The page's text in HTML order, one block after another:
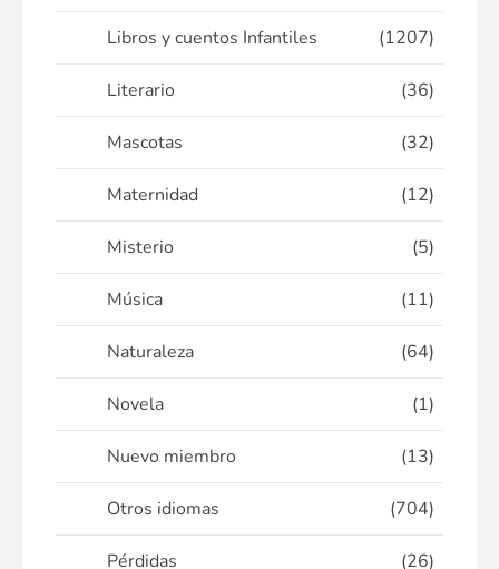
Libros y cuentos Infantiles (1207)
Literario (36)
Mascotas (32)
Maternidad (12)
Misterio (5)
Música (11)
Naturaleza (64)
Novela (1)
Nuevo miembro (13)
Otros idiomas (704)
Pérdidas (26)